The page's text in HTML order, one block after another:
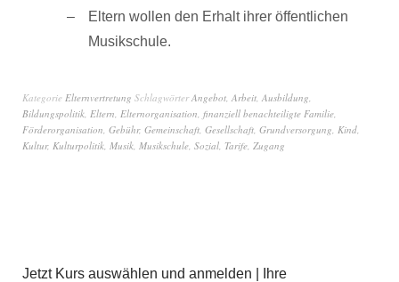
Eltern wollen den Erhalt ihrer öffentlichen
Musikschule.
Kategorie Elternvertretung SchlagwörterAngebot, Arbeit, Ausbildung,
Bildungspolitik, Eltern, Elternorganisation, finanziell benachteiligte Familie,
Förderorganisation, Gebühr, Gemeinschaft, Gesellschaft, Grundversorgung, Kind,
Kultur, Kulturpolitik, Musik, Musikschule, Sozial, Tarife, Zugang
Jetzt Kurs auswählen und anmelden | Ihre